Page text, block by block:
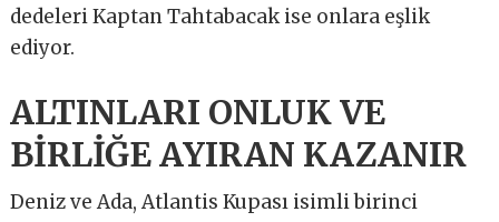
dedeleri Kaptan Tahtabacak ise onlara eşlik
ediyor.
ALTINLARI ONLUK VE
BİRLİĞE AYIRAN KAZANIR
Deniz ve Ada, Atlantis Kupası isimli birinci